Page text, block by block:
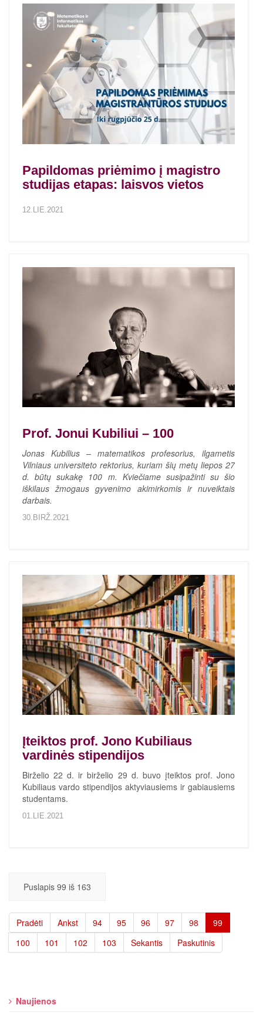
Papildomas priėmimo į magistro
studijas etapas: laisvos vietos
12.LIE.2021
Prof. Jonui Kubiliui – 100
Jonas Kubilius – matematikos profesorius, ilgametis
Vilniaus universiteto rektorius, kuriam šių metų liepos 27
d. būtų sukakę 100 m. Kviečiame susipažinti su šio
iškilaus žmogaus gyvenimo akimirkomis ir nuveiktais
darbais.
30.BIRŽ.2021
Įteiktos prof. Jono Kubiliaus
vardinės stipendijos
Birželio 22 d. ir birželio 29 d. buvo įteiktos prof. Jono
Kubiliaus vardo stipendijos aktyviausiems ir gabiausiems
studentams.
01.LIE.2021
Puslapis 99 iš 163
Pradėti Ankst 94 95 96 97 98
99
100
101 102 103 Sekantis Paskutinis
Naujienos